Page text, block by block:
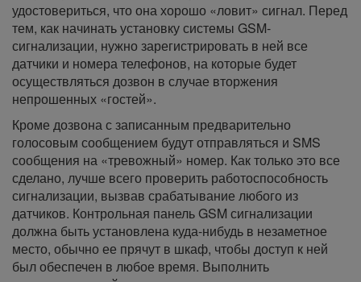
удостовериться, что она хорошо «ловит» сигнал. Перед
тем, как начинать установку системы GSM-
сигнализации, нужно зарегистрировать в ней все
датчики и номера телефонов, на которые будет
осуществляться дозвон в случае вторжения
непрошенных «гостей».
Кроме дозвона с записанным предварительно
голосовым сообщением будут отправляться и SMS
сообщения на «тревожный» номер. Как только это все
сделано, лучше всего проверить работоспособность
сигнализации, вызвав срабатывание любого из
датчиков. Контрольная панель GSM сигнализации
должна быть установлена куда-нибудь в незаметное
место, обычно ее прячут в шкаф, чтобы доступ к ней
был обеспечен в любое время. Выполнить